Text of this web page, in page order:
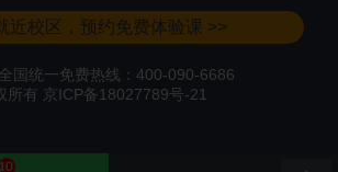
近校区，预约免费体验课 >>
国统一免费热线：400-090-6686
所有
京ICP备18027789号-21